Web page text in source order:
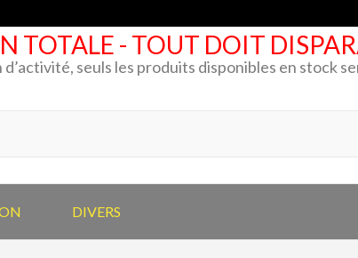
TOTALE - TOUT DOIT
d’activité, seuls les produits disponibles en stock
DIVERS